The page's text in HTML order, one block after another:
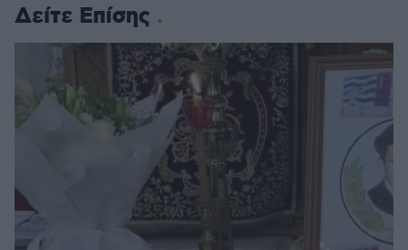
Δείτε Επίσης